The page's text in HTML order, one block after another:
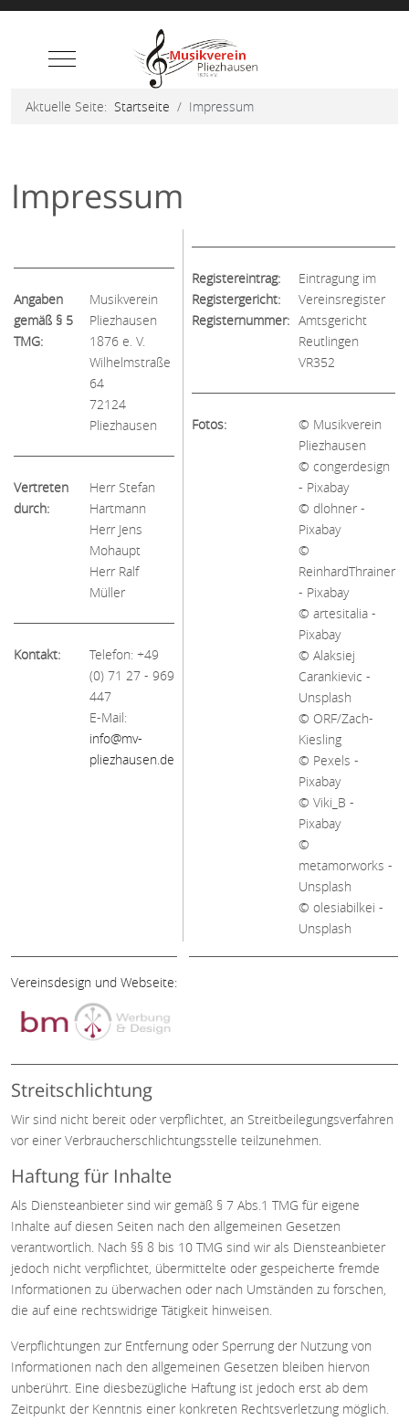
Mobile Menu Toggle
Aktuelle Seite: Startseite Impressum
Impressum
Angaben
gemäß § 5
TMG:
Musikverein
Pliezhausen
1876 e. V.
Wilhelmstraße
64
72124
Pliezhausen
Vertreten
durch:
Herr Stefan
Hartmann
Herr Jens
Mohaupt
Herr Ralf
Müller
Kontakt:
Telefon: +49
(0) 71 27 - 969
447
E-Mail:
info@mv-
pliezhausen.de
Registereintrag:
Registergericht:
Registernummer:
Eintragung im
Vereinsregister
Amtsgericht
Reutlingen
VR352
Fotos:
© Musikverein
Pliezhausen
© congerdesign
- Pixabay
© dlohner -
Pixabay
©
ReinhardThrainer
- Pixabay
© artesitalia -
Pixabay
© Alaksiej
Carankievic -
Unsplash
© ORF/Zach-
Kiesling
© Pexels -
Pixabay
© Viki_B -
Pixabay
©
metamorworks -
Unsplash
© olesiabilkei -
Unsplash
Vereinsdesign und Webseite:
Streitschlichtung
Wir sind nicht bereit oder verpflichtet, an Streitbeilegungsverfahren
vor einer Verbraucherschlichtungsstelle teilzunehmen.
Haftung für Inhalte
Als Diensteanbieter sind wir gemäß § 7 Abs.1 TMG für eigene
Inhalte auf diesen Seiten nach den allgemeinen Gesetzen
verantwortlich. Nach §§ 8 bis 10 TMG sind wir als Diensteanbieter
jedoch nicht verpflichtet, übermittelte oder gespeicherte fremde
Informationen zu überwachen oder nach Umständen zu forschen,
die auf eine rechtswidrige Tätigkeit hinweisen.
Verpflichtungen zur Entfernung oder Sperrung der Nutzung von
Informationen nach den allgemeinen Gesetzen bleiben hiervon
unberührt. Eine diesbezügliche Haftung ist jedoch erst ab dem
Zeitpunkt der Kenntnis einer konkreten Rechtsverletzung möglich.